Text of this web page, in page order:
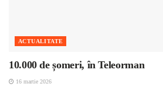
ACTUALITATE
10.000 de șomeri, în Teleorman
16 martie 2026